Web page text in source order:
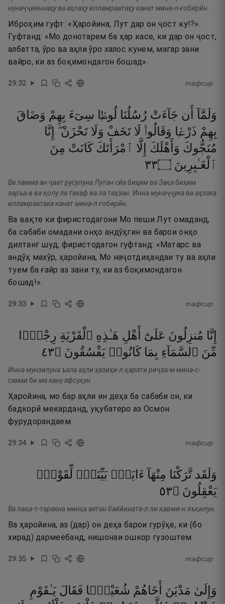
нунаҷҷияннаҳу ва аҳлаҳу илламраатаҳу канат мина-л-ғобирӣн.
Иброҳим гуфт: «Ҳаройина, Лут дар он ҷост ку!?».
Гуфтанд: «Мо донотарем ба ҳар касе, ки дар он ҷост,
албатта, ӯро ва аҳли ӯро халос кунем, магар зани
вайро, ки аз боқимондагон бошад».
29:32 тафсир
وَلَمَّآ أَن جَآءَتْ رُسُلُنَا لُوطًۭا سِىٓءَ بِهِمْ وَضَاقَ
بِهِمْ ذَرْعًۭا وَقَالُوا۟ لَا تَخَفْ وَلَا تَحْزَنْ ۖ إِنَّا
مُنَجُّوكَ وَأَهْلَكَ إِلَّا ٱمْرَأَتَكَ كَانَتْ مِنَ
ٱلْغَـٰبِرِينَ ۝٣٣
Ва ламма ан ҷаат русулуна Лутан сйа биҳим ва Зақа биҳим
заръа-в ва қолу ла тахаф ва ла таҳзан. Инна мунаҷҷука ва аҳлака
илламраатака канат мина-л ғобирӣн.
Ва вақте ки фиристодагони Мо пеши Лут омаданд,
ба сабаби омадани онҳо андӯҳгин ва барои онҳо
дилтанг шуд, фиристодагон гуфтанд: «Матарс ва
андӯҳ махӯр, ҳаройина, Мо наҷотдиҳандаи ту ва аҳли
туем ба ғайр аз зани ту, ки аз боқимондагон
бошад!».
29:33 тафсир
إِنَّا مُنزِلُونَ عَلَىٰٓ أَهْلِ هَـٰذِهِ ٱلْقَرْيَةِ رِجْزًۭا
مِّنَ ٱلسَّمَآءِ بِمَا كَانُوا۟ يَفْسُقُونَ ۝٣٤
Инна мунзилуна ъала аҳли ҳазиҳи-л қаряти риҷза-м мина-с-
самаи би ма кану яфсуқун.
Ҳаройина, мо бар аҳли ин деҳа ба сабаби он, ки
бадкорӣ мекарданд, уқубатеро аз Осмон
фурудорандаем.
29:34 тафсир
وَلَقَد تَّرَكْنَا مِنْهَآ ءَايَةًۢ بَيِّنَةًۭ لِّقَوْمٍۢ
يَعْقِلُونَ ۝٣٥
Ва лақа-т-таракна минҳа аятан баййината-л ли қавми-н яъқилун.
Ва ҳаройина, аз (дар) он деҳа барои гурӯҳе, ки (бо
хирад) дармеёбанд, нишонаи ошкор гузоштем.
29:35 тафсир
وَإِلَىٰ مَدْيَنَ أَخَاهُمْ شُعَيْبًۭا فَقَالَ يَـٰقَوْمِ